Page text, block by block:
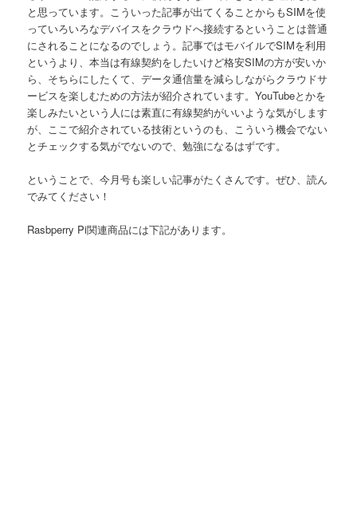
と思っています。こういった記事が出てくることからもSIMを使
っていろいろなデバイスをクラウドへ接続するということは普通
にされることになるのでしょう。記事ではモバイルでSIMを利用
というより、本当は有線契約をしたいけど格安SIMの方が安いか
ら、そちらにしたくて、データ通信量を減らしながらクラウドサ
ービスを楽しむための方法が紹介されています。YouTubeとかを
楽しみたいという人には素直に有線契約がいいような気がします
が、ここで紹介されている技術というのも、こういう機会でない
とチェックする気がでないので、勉強になるはずです。
ということで、今月号も楽しい記事がたくさんです。ぜひ、読ん
でみてください！
Rasbperry Pi関連商品には下記があります。